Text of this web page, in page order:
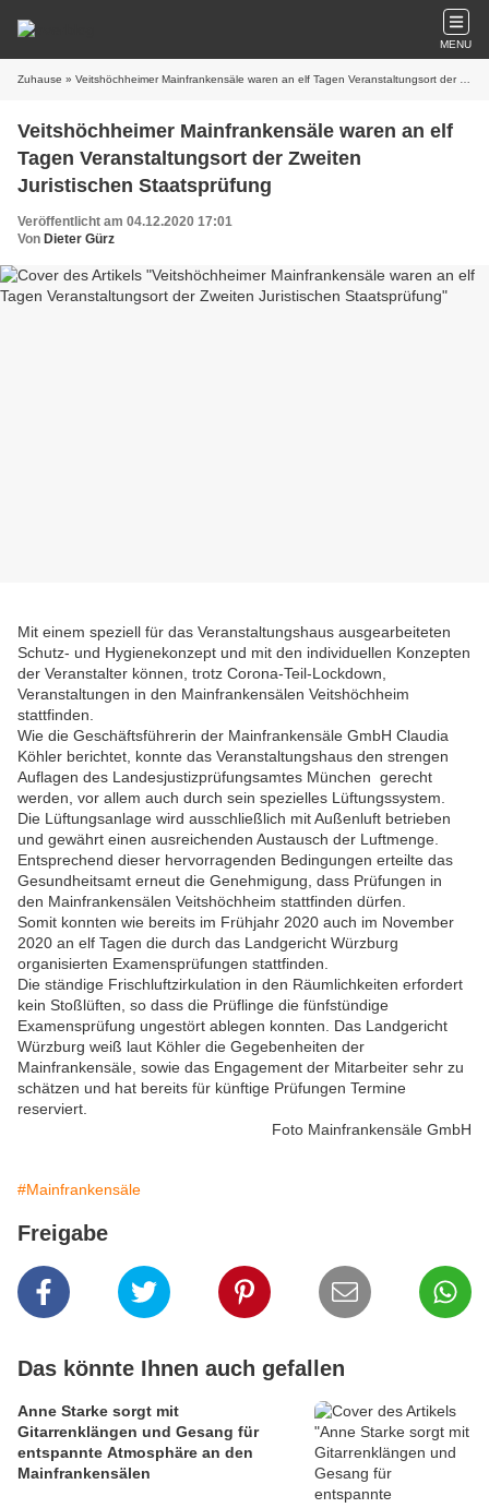
MENU
Zuhause » Veitshöchheimer Mainfrankensäle waren an elf Tagen Veranstaltungsort der Zweiten Juristischen Staatsprüfung
Veitshöchheimer Mainfrankensäle waren an elf
Tagen Veranstaltungsort der Zweiten
Juristischen Staatsprüfung
Veröffentlicht am 04.12.2020 17:01
Von Dieter Gürz
Mit einem speziell für das Veranstaltungshaus ausgearbeiteten
Schutz- und Hygienekonzept und mit den individuellen Konzepten
der Veranstalter können, trotz Corona-Teil-Lockdown,
Veranstaltungen in den Mainfrankensälen Veitshöchheim
stattfinden.
Wie die Geschäftsführerin der Mainfrankensäle GmbH Claudia
Köhler berichtet, konnte das Veranstaltungshaus den strengen
Auflagen des Landesjustizprüfungsamtes München gerecht
werden, vor allem auch durch sein spezielles Lüftungssystem.
Die Lüftungsanlage wird ausschließlich mit Außenluft betrieben
und gewährt einen ausreichenden Austausch der Luftmenge.
Entsprechend dieser hervorragenden Bedingungen erteilte das
Gesundheitsamt erneut die Genehmigung, dass Prüfungen in
den Mainfrankensälen Veitshöchheim stattfinden dürfen.
Somit konnten wie bereits im Frühjahr 2020 auch im November
2020 an elf Tagen die durch das Landgericht Würzburg
organisierten Examensprüfungen stattfinden.
Die ständige Frischluftzirkulation in den Räumlichkeiten erfordert
kein Stoßlüften, so dass die Prüflinge die fünfstündige
Examensprüfung ungestört ablegen konnten. Das Landgericht
Würzburg weiß laut Köhler die Gegebenheiten der
Mainfrankensäle, sowie das Engagement der Mitarbeiter sehr zu
schätzen und hat bereits für künftige Prüfungen Termine
reserviert.
Foto Mainfrankensäle GmbH
#Mainfrankensäle
Freigabe
Das könnte Ihnen auch gefallen
Anne Starke sorgt mit
Gitarrenklängen und Gesang für
entspannte Atmosphäre an den
Mainfrankensälen